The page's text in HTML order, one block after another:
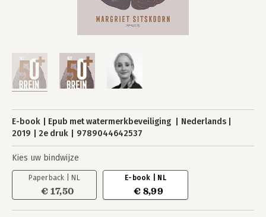
E-book Epub met watermerkbeveiliging
Nederlands
2019
2e druk 9789044642537
Kies uw bindwijze
Paperback | NL
€ 17,50
E-book | NL
€ 8,99